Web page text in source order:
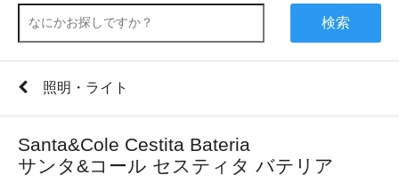
検索
照明・ライト
Santa&Cole Cestita Bateria
サンタ&コール セスティタ バテリア